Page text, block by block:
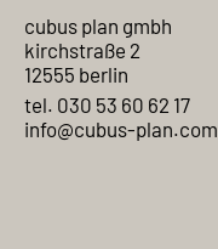
cubus plan gmbh
kirchstraße 2
12555 berlin
tel. 030 53 60 62 17
info@cubus-plan.com